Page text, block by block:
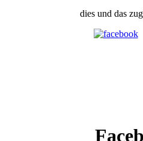
dies und das